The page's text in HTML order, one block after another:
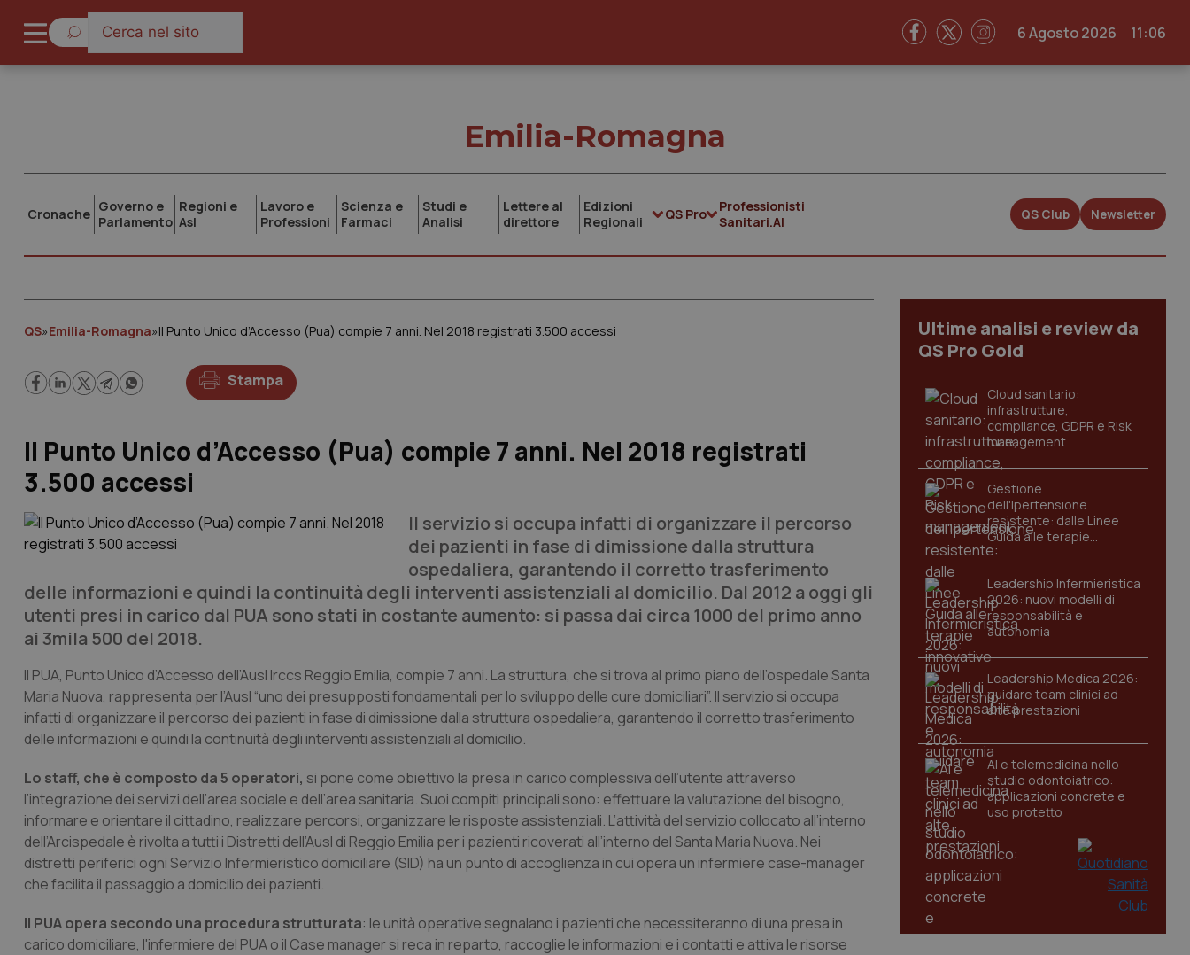
6 Agosto 2026 11:06
Emilia-Romagna
Cronache Governo e
Parlamento
Regioni e
Asl
Lavoro e
Professioni
Scienza e
Farmaci
Studi e
Analisi
Lettere al
direttore
Edizioni
Regionali
QS Pro
Professionisti
Sanitari.AI
QS Club Newsletter
QS»Emilia-Romagna»Il Punto Unico d’Accesso (Pua) compie 7 anni. Nel 2018 registrati 3.500 accessi
Stampa
Il Punto Unico d’Accesso (Pua) compie 7 anni. Nel 2018 registrati
3.500 accessi
Il servizio si occupa infatti di organizzare il percorso
dei pazienti in fase di dimissione dalla struttura
ospedaliera, garantendo il corretto trasferimento
delle informazioni e quindi la continuità degli interventi assistenziali al domicilio. Dal 2012 a oggi gli
utenti presi in carico dal PUA sono stati in costante aumento: si passa dai circa 1000 del primo anno
ai 3mila 500 del 2018.
Il PUA, Punto Unico d’Accesso dell’Ausl Irccs Reggio Emilia, compie 7 anni. La struttura, che si trova al primo piano dell’ospedale Santa
Maria Nuova, rappresenta per l’Ausl “uno dei presupposti fondamentali per lo sviluppo delle cure domiciliari”. Il servizio si occupa
infatti di organizzare il percorso dei pazienti in fase di dimissione dalla struttura ospedaliera, garantendo il corretto trasferimento
delle informazioni e quindi la continuità degli interventi assistenziali al domicilio.
Lo staff, che è composto da 5 operatori, si pone come obiettivo la presa in carico complessiva dell’utente attraverso
l’integrazione dei servizi dell’area sociale e dell’area sanitaria. Suoi compiti principali sono: effettuare la valutazione del bisogno,
informare e orientare il cittadino, realizzare percorsi, organizzare le risposte assistenziali. L’attività del servizio collocato all’interno
dell’Arcispedale è rivolta a tutti i Distretti dell’Ausl di Reggio Emilia per i pazienti ricoverati all’interno del Santa Maria Nuova. Nei
distretti periferici ogni Servizio Infermieristico domiciliare (SID) ha un punto di accoglienza in cui opera un infermiere case-manager
che facilita il passaggio a domicilio dei pazienti.
Il PUA opera secondo una procedura strutturata: le unità operative segnalano i pazienti che necessiteranno di una presa in
carico domiciliare, l'infermiere del PUA o il Case manager si reca in reparto, raccoglie le informazioni e i contatti e attiva le risorse
Ultime analisi e review da
QS Pro Gold
Cloud sanitario:
infrastrutture,
compliance, GDPR e Risk
management
Gestione
dell'Ipertensione
resistente: dalle Linee
Guida alle terapie
innovative
Leadership Infermieristica
2026: nuovi modelli di
responsabilità e
autonomia
Leadership Medica 2026:
guidare team clinici ad
alte prestazioni
AI e telemedicina nello
studio odontoiatrico:
applicazioni concrete e
uso protetto